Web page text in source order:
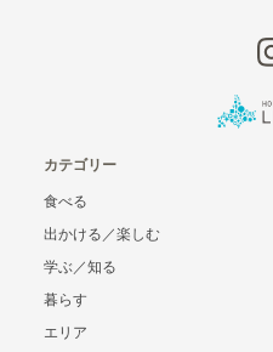
カテゴリー
食べる
出かける／楽しむ
学ぶ／知る
暮らす
エリア